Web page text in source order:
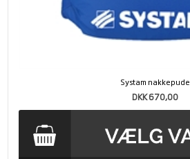
Systam nakkepude
DKK 670,00